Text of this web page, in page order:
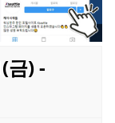
금) -